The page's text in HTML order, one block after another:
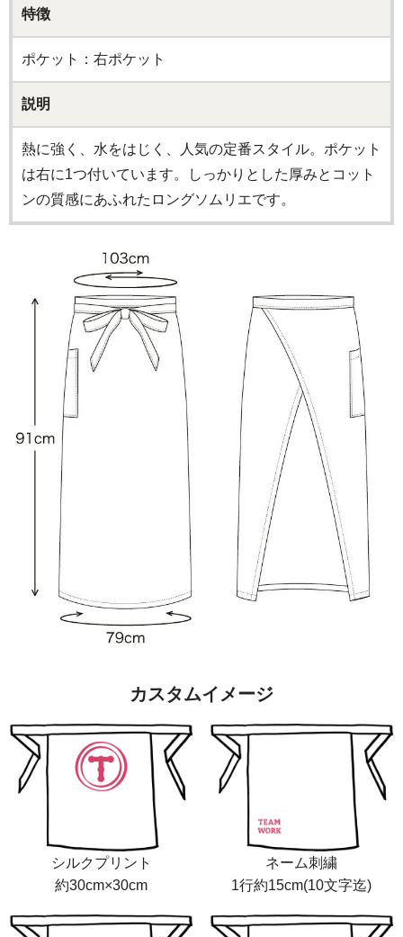
特徴
ポケット：右ポケット
説明
熱に強く、水をはじく、人気の定番スタイル。ポケット
は右に1つ付いています。しっかりとした厚みとコット
ンの質感にあふれたロングソムリエです。
カスタムイメージ
シルクプリント
約30cm×30cm
ネーム刺繍
1行約15cm(10文字迄)